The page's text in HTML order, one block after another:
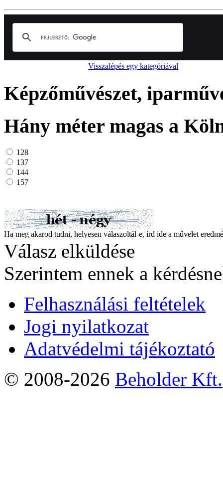
Visszalépés egy kategóriával
Képzőművészet,
Hány méter magas a
128
137
144
157
Ha meg akarod tudni, helyesen válaszoltál-e, írd ide a művelet
Válasz elküldése
Szerintem ennek a
Felhasználási feltételek
Jogi nyilatkozat
Adatvédelmi tájékoztató
© 2008-2026 Beholder Kft.